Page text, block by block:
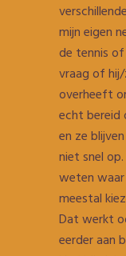
mijn eigen
de tennis
vraag of
overheeft
echt bereid
en ze
niet snel
weten waar
meestal
Dat werkt
eerder aan